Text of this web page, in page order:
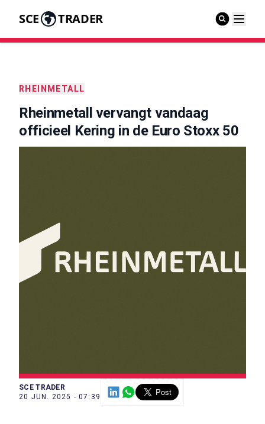
SCE TRADER
RHEINMETALL
Rheinmetall vervangt vandaag
officieel Kering in de Euro Stoxx 50
SCE TRADER
20 JUN. 2025 - 07:39